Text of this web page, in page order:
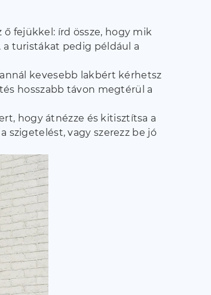
fejükkel: írd össze, hogy mik
turistákat pedig például a
kevesebb lakbért kérhetsz
hosszabb távon megtérül a
hogy átnézze és kitisztítsa a
szigetelést, vagy szerezz be jó